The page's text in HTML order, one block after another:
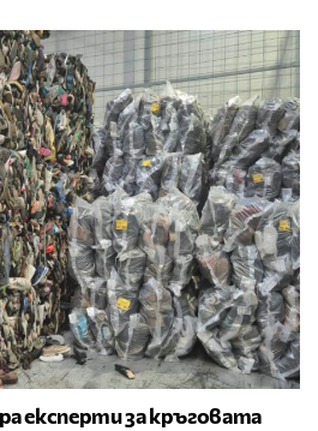
експерти за кръговата